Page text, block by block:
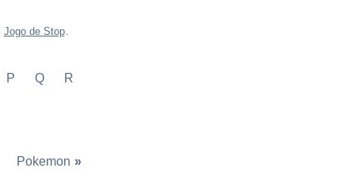
Jogo de Stop.
P Q R
Pokemon »